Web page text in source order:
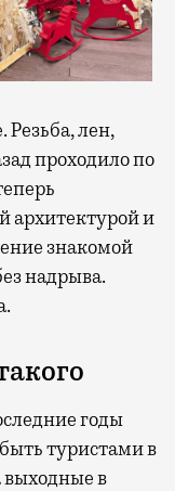
Резьба, лен,
проходило по
архитектурой и
знакомой
надрыва.
годы
туристами в
выходные в